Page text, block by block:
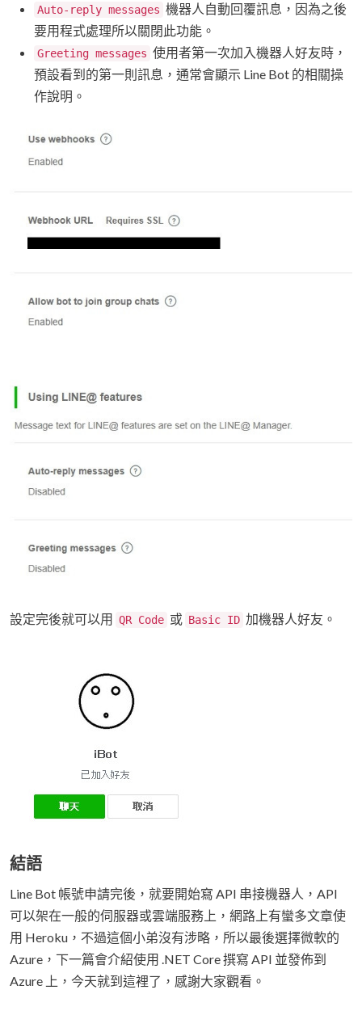
Auto-reply messages 機器人自動回覆訊息，因為之後
要用程式處理所以關閉此功能。
Greeting messages 使用者第一次加入機器人好友時，
預設看到的第一則訊息，通常會顯示 Line Bot 的相關操
作說明。
設定完後就可以用 QR Code 或 Basic ID 加機器人好友。
結語
Line Bot 帳號申請完後，就要開始寫 API 串接機器人，API
可以架在一般的伺服器或雲端服務上，網路上有蠻多文章使
用 Heroku，不過這個小弟沒有涉略，所以最後選擇微軟的
Azure，下一篇會介紹使用 .NET Core 撰寫 API 並發佈到
Azure 上，今天就到這裡了，感謝大家觀看。